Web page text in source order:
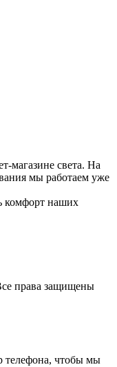
магазине света. На
мы работаем уже
комфорт наших
права защищены
телефона, чтобы мы